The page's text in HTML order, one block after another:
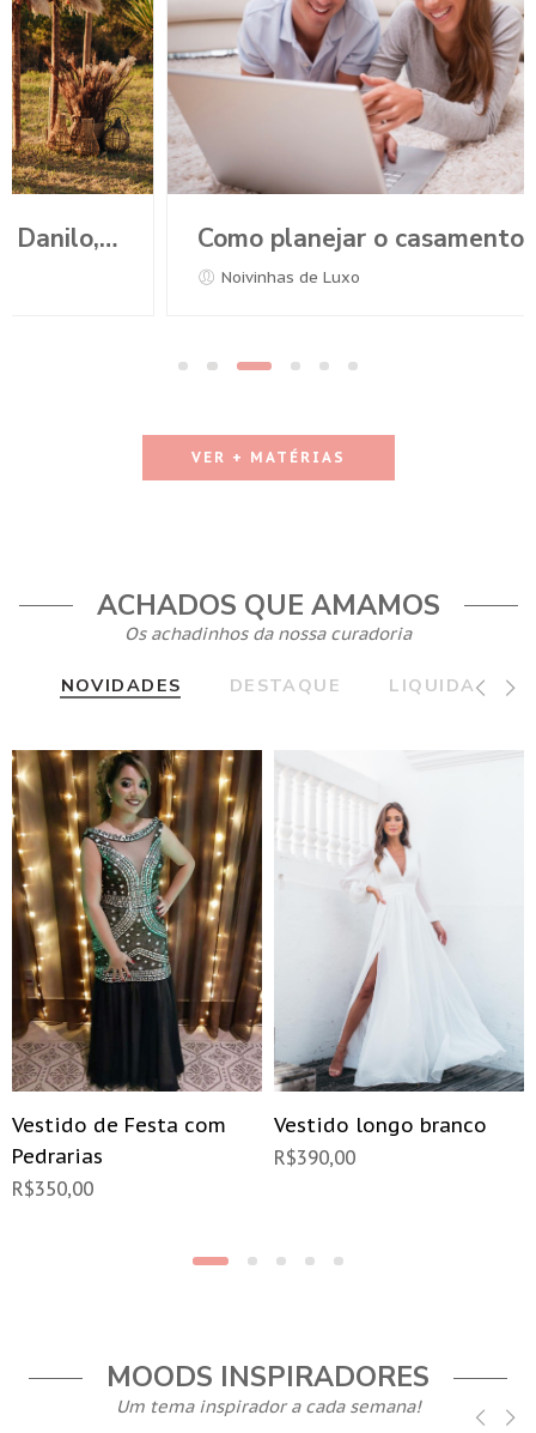
Como planejar o casamento durante a Pandemia?
Noivinhas de Luxo
VER + MATÉRIAS
ACHADOS QUE AMAMOS
Os achadinhos da nossa curadoria
NOVIDADES DESTAQUE LIQUIDA
Vestido de Festa com
Pedrarias
R$350,00
Vestido longo branco
R$390,00
MOODS INSPIRADORES
Um tema inspirador a cada semana!